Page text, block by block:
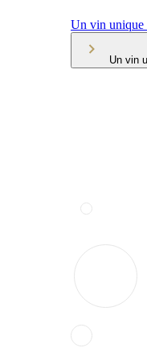
Un vin unique
Un vin